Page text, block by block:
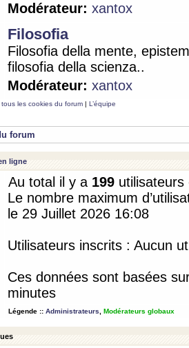
Modérateur: xantox
Filosofia
Filosofia della mente,
filosofia della scienza..
Modérateur: xantox
tous les cookies du forum | L’équipe
forum
ligne
Au total il y a 199
Le nombre maximum
le 29 Juillet 2026 16:08
Utilisateurs inscrits : Aucun
Ces données sont basées
minutes
Légende :: Administrateurs Modérateurs globaux